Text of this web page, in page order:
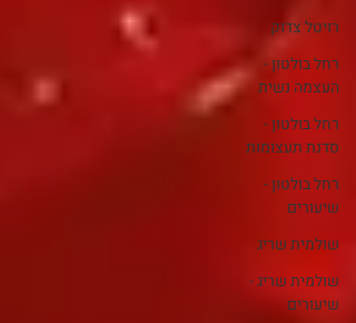
רויטל צדוק
רחל בולטון -
העצמה נשית
רחל בולטון -
סדנת תעצומות
רחל בולטון -
שיעורים
שולמית שריג
שולמית שריג -
שיעורים